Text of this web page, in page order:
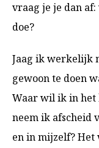
vraag je je dan
doe?
Jaag ik werkelijk
gewoon te doen
Waar wil ik in het
neem ik afscheid
en in mijzelf? Het